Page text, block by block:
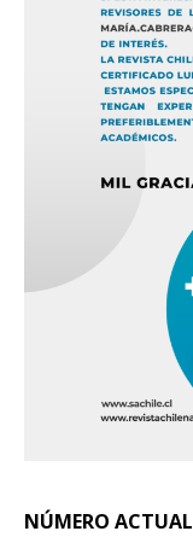
NÚMERO ACTUAL